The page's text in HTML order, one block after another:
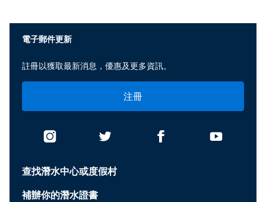
查找潛水中心或度假村
補辦你的潛水證書
電子郵件更新
註冊以獲取最新消息，優惠及更多資訊。
注冊